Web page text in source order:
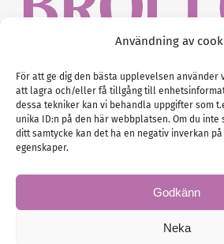
Användning av
För att ge dig den bästa upplevelsen använder
att lagra och/eller få tillgång till
dessa tekniker kan vi behandla uppgifter som
unika ID:n på den här webbplatsen. Om du
ditt samtycke kan det ha en negativ inverkan
egenskaper.
Godkänn
Neka
Gustaf Mattssons väg 2, 451
Tel :0522-68 11 90
E-post: